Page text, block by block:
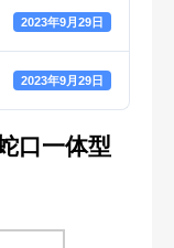
2023年9月29日
2023年9月29日
口一体型